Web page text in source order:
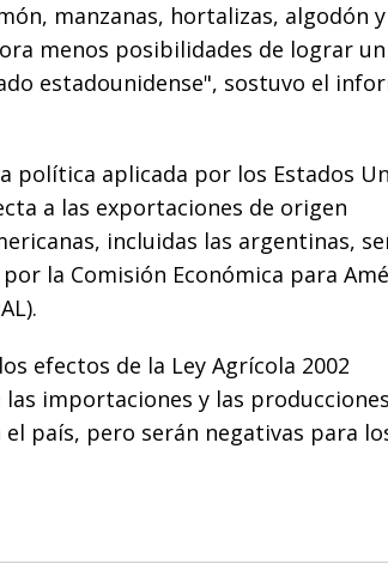
manzanas, hortalizas, algodón y
menos posibilidades de lograr un
estadounidense", sostuvo el
política aplicada por los Estados
a las exportaciones de origen
incluidas las argentinas,
la Comisión Económica para
efectos de la Ley Agrícola 2002
importaciones y las producciones
país, pero serán negativas para